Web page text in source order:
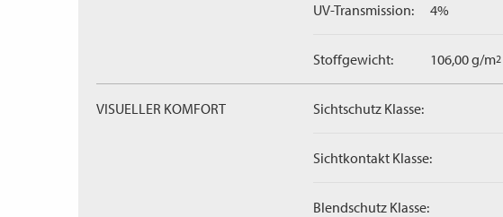
UV-Transmission: 4%
Stoffgewicht: 106,00 g/m2
VISUELLER KOMFORT Sichtschutz Klasse:
Sichtkontakt Klasse:
Blendschutz Klasse: